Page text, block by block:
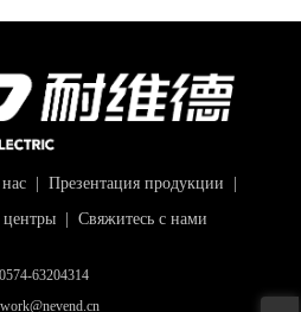
Презентация продукции
| Свяжитесь с нами
0574-63204314
work@nevend.cn